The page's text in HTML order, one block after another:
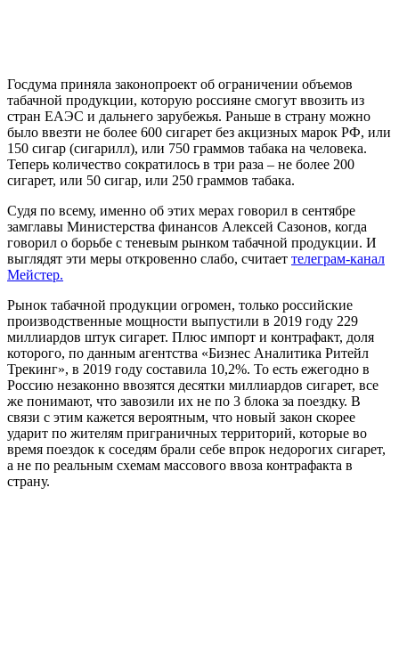
Госдума приняла законопроект об ограничении объемов
табачной продукции, которую россияне смогут ввозить из
стран ЕАЭС и дальнего зарубежья. Раньше в страну можно
было ввезти не более 600 сигарет без акцизных марок РФ, или
150 сигар (сигарилл), или 750 граммов табака на человека.
Теперь количество сократилось в три раза – не более 200
сигарет, или 50 сигар, или 250 граммов табака.
Судя по всему, именно об этих мерах говорил в сентябре
замглавы Министерства финансов Алексей Сазонов, когда
говорил о борьбе с теневым рынком табачной продукции. И
выглядят эти меры откровенно слабо, считает телеграм-канал
Мейстер.
Рынок табачной продукции огромен, только российские
производственные мощности выпустили в 2019 году 229
миллиардов штук сигарет. Плюс импорт и контрафакт, доля
которого, по данным агентства «Бизнес Аналитика Ритейл
Трекинг», в 2019 году составила 10,2%. То есть ежегодно в
Россию незаконно ввозятся десятки миллиардов сигарет, все
же понимают, что завозили их не по 3 блока за поездку. В
связи с этим кажется вероятным, что новый закон скорее
ударит по жителям приграничных территорий, которые во
время поездок к соседям брали себе впрок недорогих сигарет,
а не по реальным схемам массового ввоза контрафакта в
страну.